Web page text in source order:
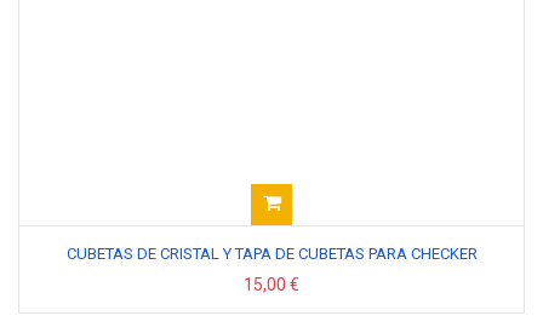
CUBETAS DE CRISTAL Y TAPA DE CUBETAS PARA CHECKER
15,00 €